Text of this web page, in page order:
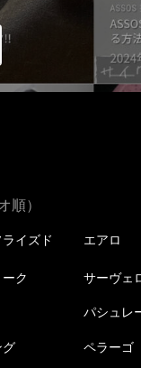
順）
イズド エアロ
ク サーヴェ
パシュレ
グ ペラーゴ